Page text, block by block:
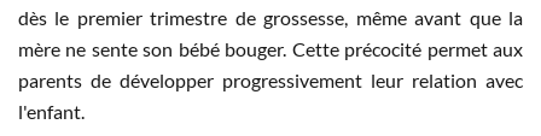
dès le premier trimestre de grossesse, même avant que la
mère ne sente son bébé bouger. Cette précocité permet aux
parents de développer progressivement leur relation avec
l'enfant.